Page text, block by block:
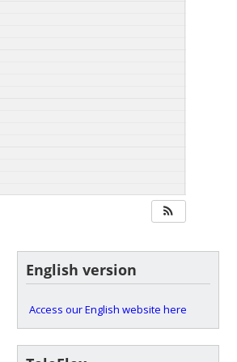
English version
Access our English website here